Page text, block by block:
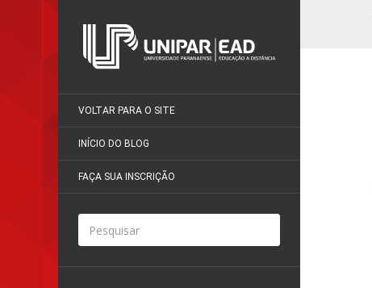
VOLTAR PARA O SITE
INÍCIO DO BLOG
FAÇA SUA INSCRIÇÃO